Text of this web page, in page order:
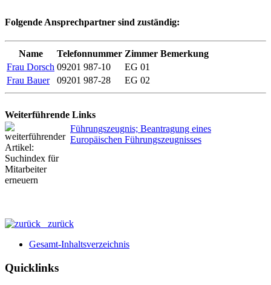
Folgende Ansprechpartner sind zuständig:
Name Telefonnummer Zimmer Bemerkung
Frau Dorsch 09201 987-10
EG 01
Frau Bauer
09201 987-28 EG 02
Weiterführende Links
Führungszeugnis; Beantragung eines
Europäischen Führungszeugnisses
zurück
Gesamt-Inhaltsverzeichnis
Quicklinks